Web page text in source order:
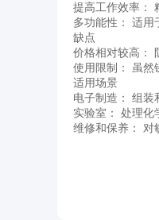
提高工作效率：
多功能性： 适用
缺点
价格相对较高：
使用限制： 虽然
适用场景
电子制造： 组装
实验室： 处理化
维修和保养： 对